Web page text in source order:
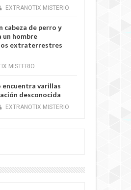
EXTRANOTIX MISTERIO
cabeza de perro у
un hombre
extraterrestres
MISTERIO
varillas
desconocida
EXTRANOTIX MISTERIO